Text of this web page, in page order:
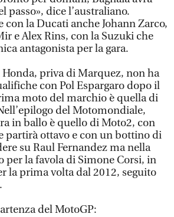
passo», dice l’australiano.
con la Ducati anche Johann Zarco,
e Alex Rins, con la Suzuki che
antagonista per la gara.
priva di Marquez, non ha
con Pol Espargaro dopo il
moto del marchio è quella di
del Motomondiale,
in ballo è quello di Moto2, con
partirà ottavo e con un bottino di
su Raul Fernandez ma nella
per la favola di Simone Corsi, in
la prima volta dal 2012, seguito
del MotoGP: